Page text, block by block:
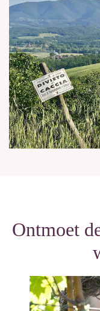
Ontmoet